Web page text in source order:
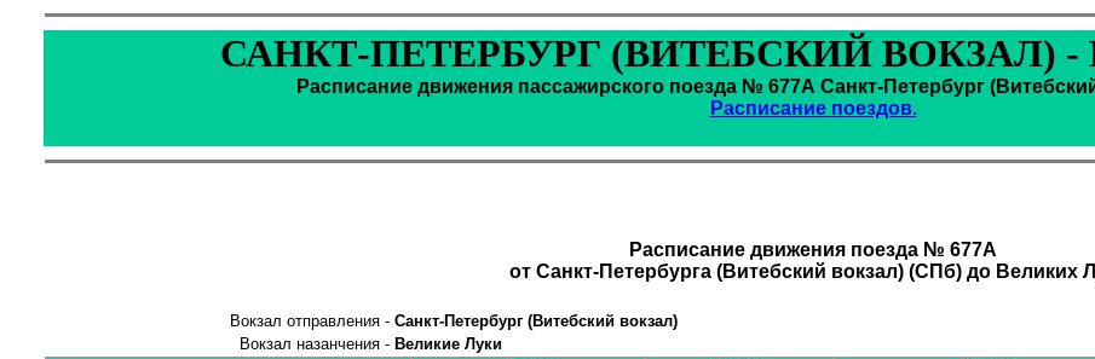
САНКТ-ПЕТЕРБУРГ (ВИТЕБСКИЙ ВОКЗАЛ)
Расписание движения пассажирского поезда № 677А Санкт-Петербург
Расписание поездов.
Расписание движения поезда № 677А
от Санкт-Петербурга (Витебский вокзал) (СПб) до Великих
Вокзал отправления - Санкт-Петербург (Витебский вокзал)
Вокзал назанчения - Великие Луки